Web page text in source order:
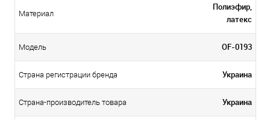
Материал
Полиэфир,
латекс
Модель OF-0193
Страна регистрации бренда Украина
Страна-производитель товара Украина